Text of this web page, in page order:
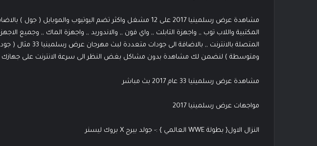
مشاهدة عرض رسلمينيا 2017 على 12 مشغل واكثر تضم اليوتيوب والموبايل (
المكتبية واللاب توب ,, واجهزة التابلت ,, واي فون ,, والاندوريد ,, واجهزة الماك ,, وجميع
المتصلة بالانترنت ,, بالاضافة
ومتوسطة ) لنضمن لك مشاهدة بدون مشاكل بغض النظر الى سرعة الانترنت على جهازك
مشاهدة عرض رسلمينيا 33 عام 2017 بث مباشر
مواجهات عرض رسلمينيا 2017
النزال الاول{ بطولة WWE العالمي } :- جولد بيرج X بروك ليسنر